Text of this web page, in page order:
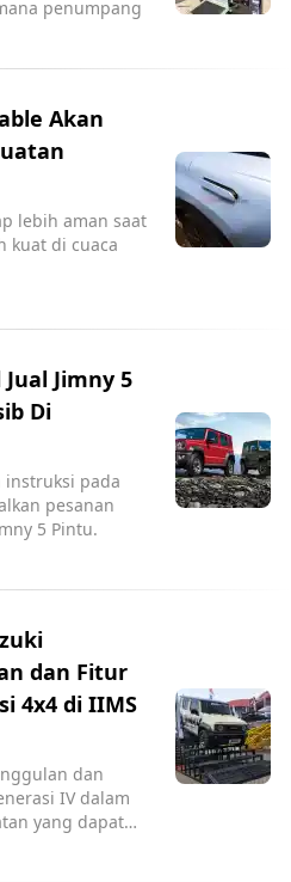
penumpang
Akan
lebih aman saat
kuat di cuaca
Jimny 5
Di
instruksi pada
pesanan
5 Pintu.
dan Fitur
4x4 di IIMS
dan
IV dalam
yang dapat
secara